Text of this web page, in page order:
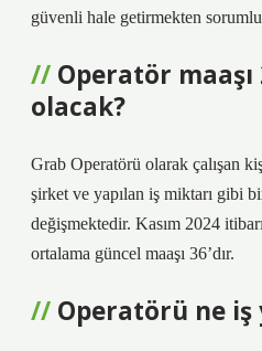
güvenli hale getirmekten
Operatör
olacak?
Grab Operatörü olarak çalışan
şirket ve yapılan iş miktarı gibi
değişmektedir. Kasım 2024
ortalama güncel maaşı 36’dır.
Operatörü ne iş